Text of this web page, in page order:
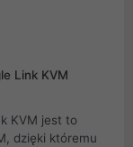
Link KVM
KVM jest to
dzięki któremu